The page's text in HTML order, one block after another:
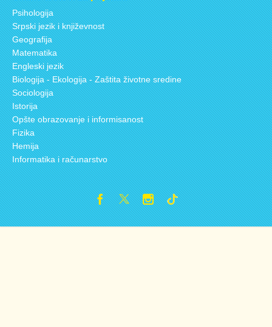
Psihologija
Srpski jezik i književnost
Geografija
Matematika
Engleski jezik
Biologija - Ekologija - Zaštita životne sredine
Sociologija
Istorija
Opšte obrazovanje i informisanost
Fizika
Hemija
Informatika i računarstvo